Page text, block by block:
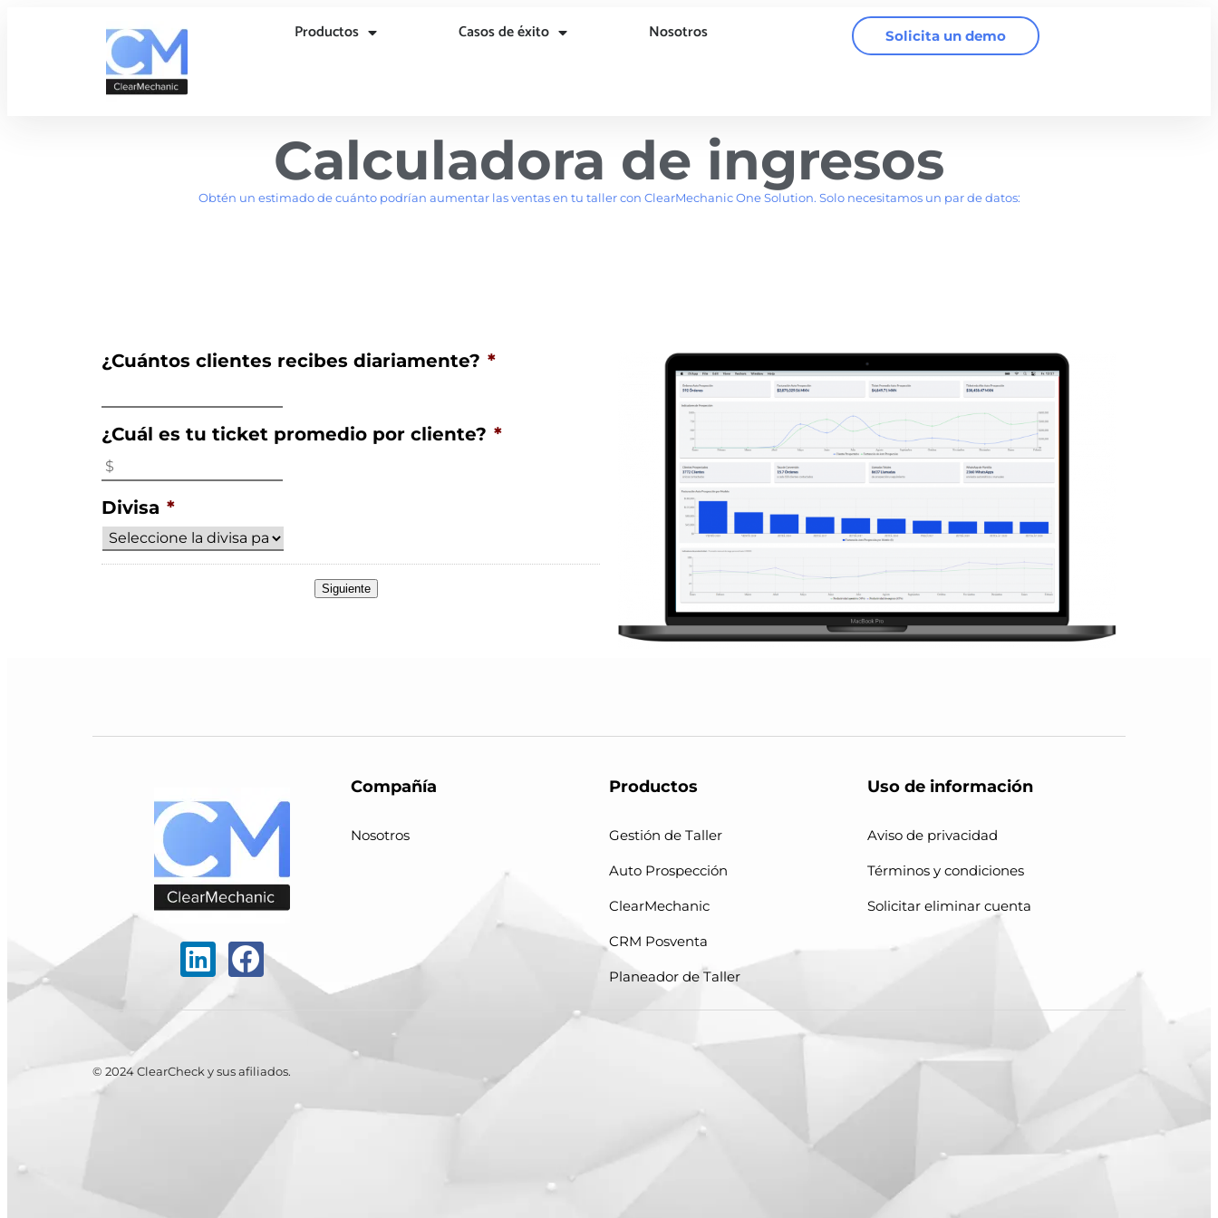
Productos Casos de éxito Nosotros Solicita un demo
Calculadora de ingresos
Obtén un estimado de cuánto podrían aumentar las ventas en tu taller con ClearMechanic One Solution. Solo necesitamos un par de datos:
¿Cuántos clientes recibes diariamente? *
¿Cuál es tu ticket promedio por cliente? *
Divisa *
Siguiente
Compañía
Nosotros
Productos
Gestión de Taller
Auto Prospección
ClearMechanic
CRM Posventa
Planeador de Taller
Uso de información
Aviso de privacidad
Términos y condiciones
Solicitar eliminar cuenta
© 2024 ClearCheck y sus afiliados.